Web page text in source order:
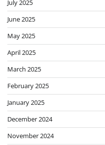
July 2025
June 2025
May 2025
April 2025
March 2025
February 2025
January 2025
December 2024
November 2024